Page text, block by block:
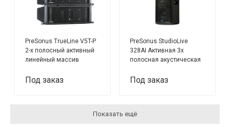
PreSonus TrueLine V5T-P
2-х полосный активный
линейный массив
Под заказ
PreSonus StudioLive
328AI Активная 3х
полосная акустическая
Под заказ
Показать ещё